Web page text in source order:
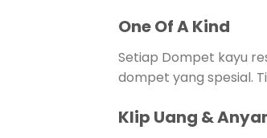
One Of A Kind
Setiap Dompet kayu
dompet yang spesial.
Klip Uang &